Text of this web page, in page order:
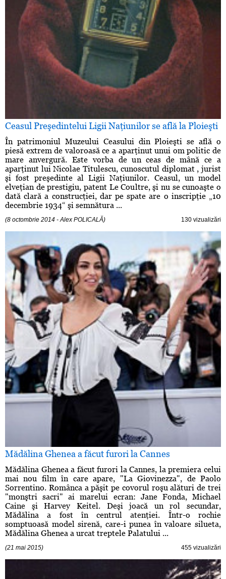
Ceasul Preşedintelui Ligii Naţiunilor se află la Ploieşti
În patrimoniul Muzeului Ceasului din Ploieşti se află o
piesă extrem de valoroasă ce a aparţinut unui om politic de
mare anvergură. Este vorba de un ceas de mână ce a
aparţinut lui Nicolae Titulescu, cunoscutul diplomat , jurist
şi fost preşedinte al Ligii Naţiunilor. Ceasul, un model
elveţian de prestigiu, patent Le Coultre, şi nu se cunoaşte o
dată clară a construcţiei, dar pe spate are o inscripţie „10
decembrie 1934“ şi semnătura ...
(8 octombrie 2014 - Alex POLICALĂ) 130 vizualizări
Mădălina Ghenea a făcut furori la Cannes
Mădălina Ghenea a făcut furori la Cannes, la premiera celui
mai nou film în care apare, "La Giovinezza", de Paolo
Sorrentino. Românca a păşit pe covorul roşu alături de trei
"monştri sacri" ai marelui ecran: Jane Fonda, Michael
Caine şi Harvey Keitel. Deşi joacă un rol secundar,
Mădălina a fost în centrul atenţiei. Într-o rochie
somptuoasă model sirenă, care-i punea în valoare silueta,
Mădălina Ghenea a urcat treptele Palatului ...
(21 mai 2015) 455 vizualizări